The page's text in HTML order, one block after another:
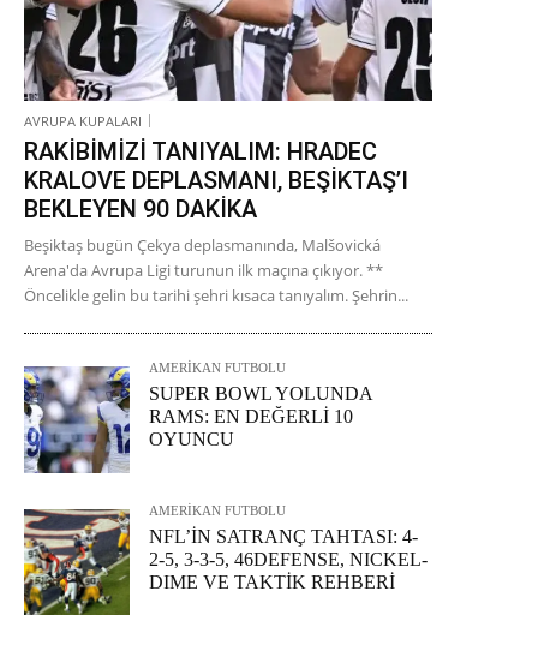
AVRUPA KUPALARI
RAKİBİMİZİ TANIYALIM: HRADEC
KRALOVE DEPLASMANI, BEŞİKTAŞ’I
BEKLEYEN 90 DAKİKA
Beşiktaş bugün Çekya deplasmanında, Malšovická
Arena'da Avrupa Ligi turunun ilk maçına çıkıyor. **
Öncelikle gelin bu tarihi şehri kısaca tanıyalım. Şehrin...
AMERİKAN FUTBOLU
SUPER BOWL YOLUNDA
RAMS: EN DEĞERLİ 10
OYUNCU
AMERİKAN FUTBOLU
NFL’İN SATRANÇ TAHTASI: 4-
2-5, 3-3-5, 46DEFENSE, NICKEL-
DIME VE TAKTİK REHBERİ